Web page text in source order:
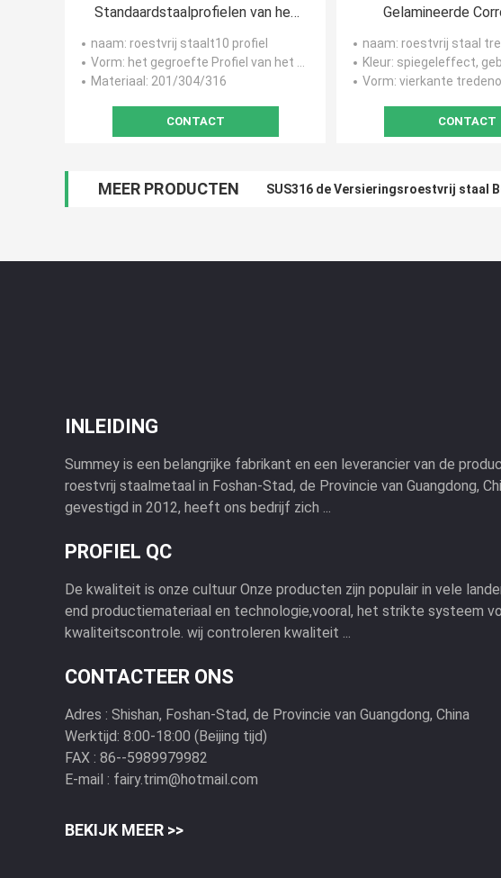
Standaardstaalprofielen van het
spiegel het Zilveren Roestvrije
staal T
naam: roestvrij staalt10 profiel
Vorm: het gegroefte Profiel van het randroestvrije staal T
Materiaal : 201/304/316
CONTACT
Gelamineerde
Bevloering SUS304
naam: roestvrij staal trede het
Kleur: spiegeleffect,
Vorm: vierkante
CONTACT
MEER PRODUCTEN SUS316 de Versieringsroestvrij staal
INLEIDING
Summey is een belangrijke fabrikant en een leverancier van de
roestvrij staalmetaal in Foshan-Stad, de Provincie van Guangdong,
gevestigd in 2012, heeft ons bedrijf zich ...
PROFIEL QC
De kwaliteit is onze cultuur Onze producten zijn populair in vele
end productiemateriaal en technologie,vooral, het strikte systeem
kwaliteitscontrole. wij controleren kwaliteit ...
CONTACTEER ONS
Adres : Shishan, Foshan-Stad, de Provincie van Guangdong, China
Werktijd: 8:00-18:00 (Beijing tijd)
FAX : 86--5989979982
E-mail : fairy.trim@hotmail.com
BEKIJK MEER >>